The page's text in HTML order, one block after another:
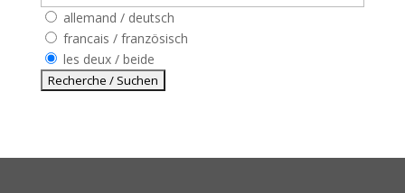
allemand / deutsch
francais / französisch
les deux / beide